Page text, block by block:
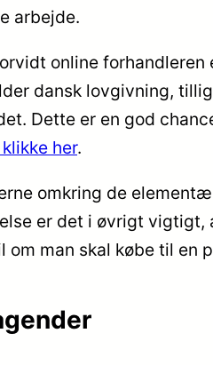
arbejde.
online
dansk lovgivning,
Dette er en god
her.
omkring de
er det i øvrigt
man skal købe til en